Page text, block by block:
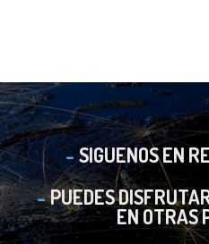
SIGUENOS EN
PUEDES
EN OTRAS